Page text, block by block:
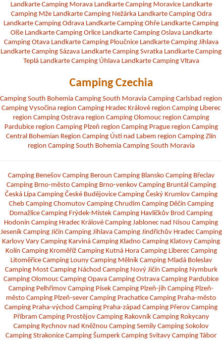
Landkarte Camping Morava Landkarte Camping Moravice Landkarte
Camping Mže Landkarte Camping Nežárka Landkarte Camping Odra
Landkarte Camping Odrava Landkarte Camping Ohře Landkarte Camping
Olše Landkarte Camping Orlice Landkarte Camping Oslava Landkarte
Camping Otava Landkarte Camping Ploučnice Landkarte Camping Jihlava
Landkarte Camping Sázava Landkarte Camping Svratka Landkarte Camping
Teplá Landkarte Camping Úhlava Landkarte Camping Vltava
Camping Czechia
Camping South Bohemia Camping South Moravia Camping Carlsbad region
Camping Vysočina region Camping Hradec Králové region Camping Liberec
region Camping Ostrava region Camping Olomouc region Camping
Pardubice region Camping Plzeň region Camping Prague region Camping
Central Bohemian Region Camping Ústí nad Labem region Camping Zlín
region Camping South Bohemia Camping South Moravia
Camping Benešov Camping Beroun Camping Blansko Camping Břeclav
Camping Brno-město Camping Brno-venkov Camping Bruntál Camping
Česká Lípa Camping České Budějovice Camping Český Krumlov Camping
Cheb Camping Chomutov Camping Chrudim Camping Děčín Camping
Domažlice Camping Frýdek-Místek Camping Havlíčkův Brod Camping
Hodonín Camping Hradec Králové Camping Jablonec nad Nisou Camping
Jeseník Camping Jičín Camping Jihlava Camping Jindřichův Hradec Camping
Karlovy Vary Camping Karviná Camping Kladno Camping Klatovy Camping
Kolín Camping Kroměříž Camping Kutná Hora Camping Liberec Camping
Litoměřice Camping Louny Camping Mělník Camping Mladá Boleslav
Camping Most Camping Náchod Camping Nový Jičín Camping Nymburk
Camping Olomouc Camping Opava Camping Ostrava Camping Pardubice
Camping Pelhřimov Camping Písek Camping Plzeň-jih Camping Plzeň-
město Camping Plzeň-sever Camping Prachatice Camping Praha-město
Camping Praha-východ Camping Praha-západ Camping Přerov Camping
Příbram Camping Prostějov Camping Rakovník Camping Rokycany
Camping Rychnov nad Kněžnou Camping Semily Camping Sokolov
Camping Strakonice Camping Šumperk Camping Svitavy Camping Tábor